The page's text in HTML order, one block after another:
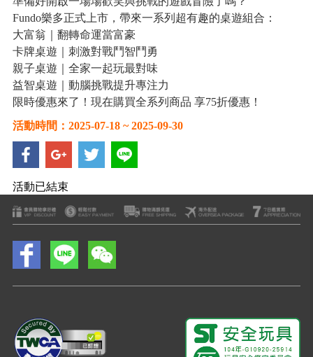
Fundo樂多正式上市，帶來一系列超有趣的桌遊組合：
大富翁｜翻轉命運當富豪
卡牌桌遊｜刺激對戰鬥智鬥勇
親子桌遊｜全家一起玩最對味
益智桌遊｜動腦挑戰提升專注力
限時優惠來了！現在購買全系列商品 享75折優惠！
活動時間：2025-07-18 ~ 2025-09-30
活動已結束